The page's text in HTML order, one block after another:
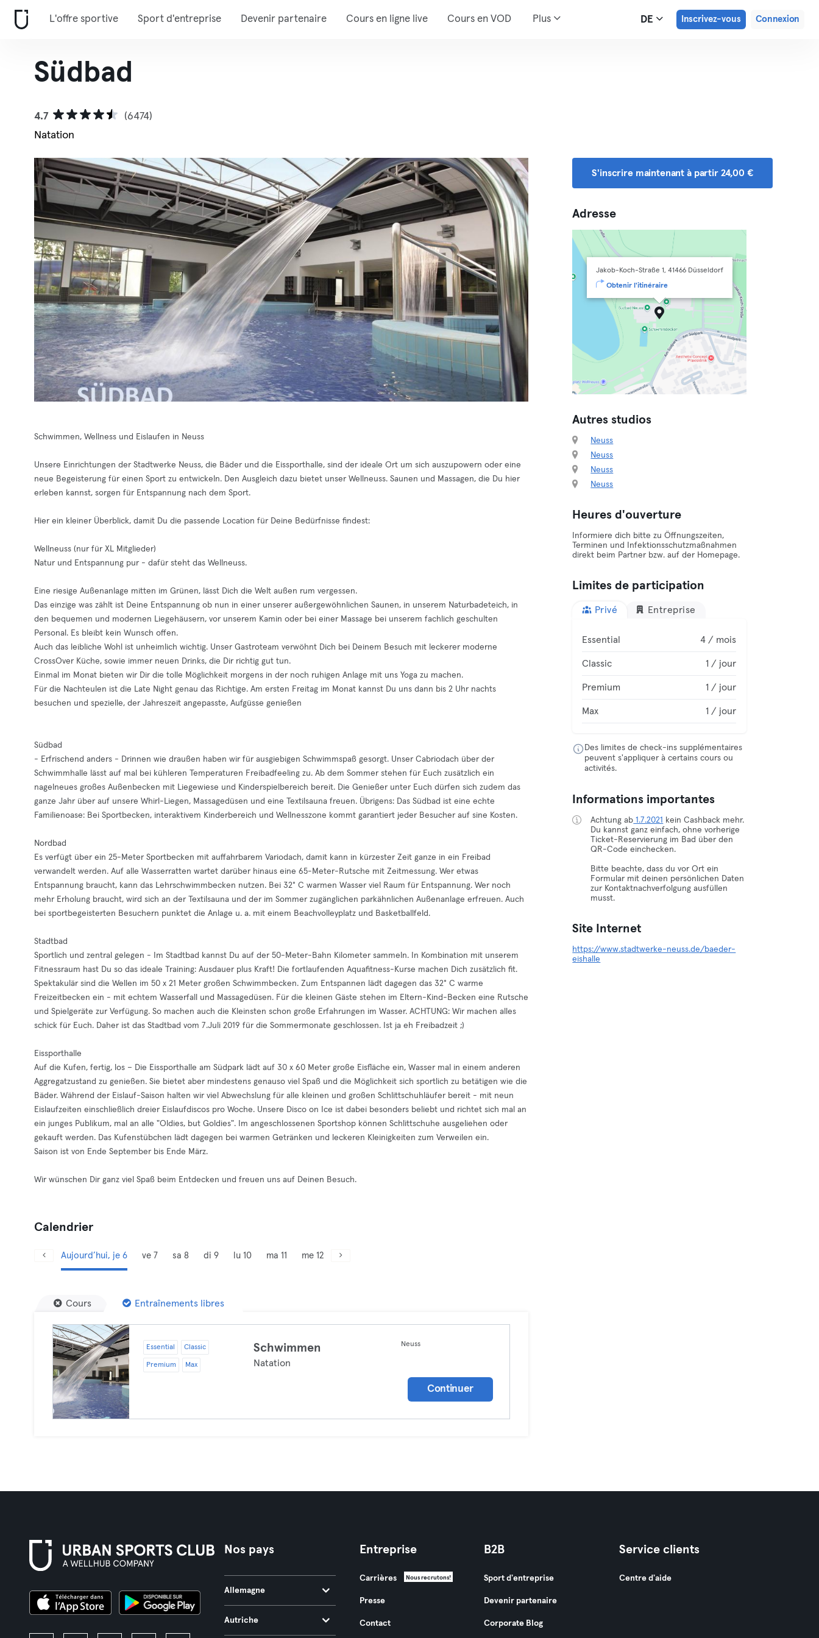
L'offre sportive Sport d'entreprise Devenir partenaire Cours en ligne live Cours en VOD Plus DE Inscrivez-vous Connexion
Südbad
4.7
(6474)
Natation
Schwimmen, Wellness und Eislaufen in Neuss
Unsere Einrichtungen der Stadtwerke Neuss, die Bäder und die Eissporthalle, sind der ideale Ort um sich auszupowern oder eine
neue Begeisterung für einen Sport zu entwickeln. Den Ausgleich dazu bietet unser Wellneuss. Saunen und Massagen, die Du hier
erleben kannst, sorgen für Entspannung nach dem Sport.
Hier ein kleiner Überblick, damit Du die passende Location für Deine Bedürfnisse findest:
Wellneuss (nur für XL Mitglieder)
Natur und Entspannung pur - dafür steht das Wellneuss.
Eine riesige Außenanlage mitten im Grünen, lässt Dich die Welt außen rum vergessen.
Das einzige was zählt ist Deine Entspannung ob nun in einer unserer außergewöhnlichen Saunen, in unserem Naturbadeteich, in
den bequemen und modernen Liegehäusern, vor unserem Kamin oder bei einer Massage bei unserem fachlich geschulten
Personal. Es bleibt kein Wunsch offen.
Auch das leibliche Wohl ist unheimlich wichtig. Unser Gastroteam verwöhnt Dich bei Deinem Besuch mit leckerer moderne
CrossOver Küche, sowie immer neuen Drinks, die Dir richtig gut tun.
Einmal im Monat bieten wir Dir die tolle Möglichkeit morgens in der noch ruhigen Anlage mit uns Yoga zu machen.
Für die Nachteulen ist die Late Night genau das Richtige. Am ersten Freitag im Monat kannst Du uns dann bis 2 Uhr nachts
besuchen und spezielle, der Jahreszeit angepasste, Aufgüsse genießen
Südbad
- Erfrischend anders - Drinnen wie draußen haben wir für ausgiebigen Schwimmspaß gesorgt. Unser Cabriodach über der
Schwimmhalle lässt auf mal bei kühleren Temperaturen Freibadfeeling zu. Ab dem Sommer stehen für Euch zusätzlich ein
nagelneues großes Außenbecken mit Liegewiese und Kinderspielbereich bereit. Die Genießer unter Euch dürfen sich zudem das
ganze Jahr über auf unsere Whirl-Liegen, Massagedüsen und eine Textilsauna freuen. Übrigens: Das Südbad ist eine echte
Familienoase: Bei Sportbecken, interaktivem Kinderbereich und Wellnesszone kommt garantiert jeder Besucher auf sine Kosten.
Nordbad
Es verfügt über ein 25-Meter Sportbecken mit auffahrbarem Variodach, damit kann in kürzester Zeit ganze in ein Freibad
verwandelt werden. Auf alle Wasserratten wartet darüber hinaus eine 65-Meter-Rutsche mit Zeitmessung. Wer etwas
Entspannung braucht, kann das Lehrschwimmbecken nutzen. Bei 32° C warmen Wasser viel Raum für Entspannung. Wer noch
mehr Erholung braucht, wird sich an der Textilsauna und der im Sommer zugänglichen parkähnlichen Außenanlage erfreuen. Auch
bei sportbegeisterten Besuchern punktet die Anlage u. a. mit einem Beachvolleyplatz und Basketballfeld.
Stadtbad
Sportlich und zentral gelegen - Im Stadtbad kannst Du auf der 50-Meter-Bahn Kilometer sammeln. In Kombination mit unserem
Fitnessraum hast Du so das ideale Training: Ausdauer plus Kraft! Die fortlaufenden Aquafitness-Kurse machen Dich zusätzlich fit.
Spektakulär sind die Wellen im 50 x 21 Meter großen Schwimmbecken. Zum Entspannen lädt dagegen das 32° C warme
Freizeitbecken ein - mit echtem Wasserfall und Massagedüsen. Für die kleinen Gäste stehen im Eltern-Kind-Becken eine Rutsche
und Spielgeräte zur Verfügung. So machen auch die Kleinsten schon große Erfahrungen im Wasser. ACHTUNG: Wir machen alles
schick für Euch. Daher ist das Stadtbad vom 7.Juli 2019 für die Sommermonate geschlossen. Ist ja eh Freibadzeit ;)
Eissporthalle
Auf die Kufen, fertig, los – Die Eissporthalle am Südpark lädt auf 30 x 60 Meter große Eisfläche ein, Wasser mal in einem anderen
Aggregatzustand zu genießen. Sie bietet aber mindestens genauso viel Spaß und die Möglichkeit sich sportlich zu betätigen wie die
Bäder. Während der Eislauf-Saison halten wir viel Abwechslung für alle kleinen und großen Schlittschuhläufer bereit - mit neun
Eislaufzeiten einschließlich dreier Eislaufdiscos pro Woche. Unsere Disco on Ice ist dabei besonders beliebt und richtet sich mal an
ein junges Publikum, mal an alle "Oldies, but Goldies". Im angeschlossenen Sportshop können Schlittschuhe ausgeliehen oder
gekauft werden. Das Kufenstübchen lädt dagegen bei warmen Getränken und leckeren Kleinigkeiten zum Verweilen ein.
Saison ist von Ende September bis Ende März.
Wir wünschen Dir ganz viel Spaß beim Entdecken und freuen uns auf Deinen Besuch.
Calendrier
Aujourd’hui, je 6 ve 7 sa 8 di 9 lu 10 ma 11 me 12
Cours Entraînements libres
Essential Classic
Premium Max
Schwimmen
Natation
Neuss
Continuer
S'inscrire maintenant à partir 24,00 €
Adresse
Jakob-Koch-Straße 1, 41466 Düsseldorf
Obtenir l'itinéraire
Autres studios
Neuss
Neuss
Neuss
Neuss
Heures d'ouverture
Informiere dich bitte zu Öffnungszeiten,
Terminen und Infektionsschutzmaßnahmen
direkt beim Partner bzw. auf der Homepage.
Limites de participation
Privé Entreprise
Essential 4 / mois
Classic 1 / jour
Premium 1 / jour
Max 1 / jour
Des limites de check-ins supplémentaires
peuvent s'appliquer à certains cours ou
activités.
Informations importantes
Achtung ab 1.7.2021 kein Cashback mehr.
Du kannst ganz einfach, ohne vorherige
Ticket-Reservierung im Bad über den
QR-Code einchecken.
Bitte beachte, dass du vor Ort ein
Formular mit deinen persönlichen Daten
zur Kontaktnachverfolgung ausfüllen
musst.
Site Internet
https://www.stadtwerke-neuss.de/baeder-
eishalle
Nos pays
Allemagne
Autriche
Entreprise
Carrières Nous recrutons!
Presse
Contact
B2B
Sport d'entreprise
Devenir partenaire
Corporate Blog
Service clients
Centre d'aide